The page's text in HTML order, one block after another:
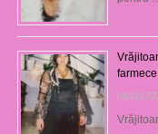
farmece
06/08/